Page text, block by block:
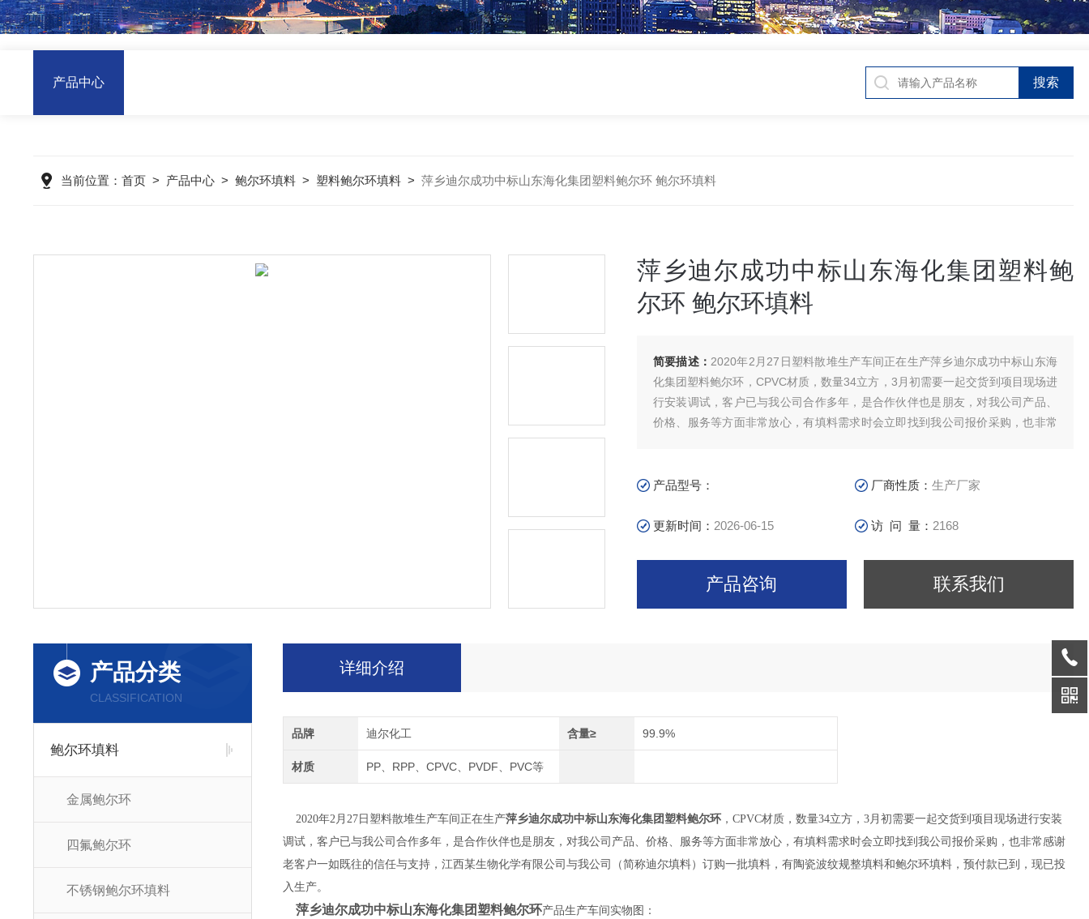
产品中心
当前位置： 首页> 产品中心> 鲍尔环填料> 塑料鲍尔环填料> 萍乡迪尔成功中标山东海化集团塑料鲍尔环 鲍尔环填料
萍乡迪尔成功中标山东海化集团塑料鲍
尔环 鲍尔环填料
简要描述： 2020年2月27日塑料散堆生产车间正在生产萍乡迪尔成功中标山东海
化集团塑料鲍尔环，CPVC材质，数量34立方，3月初需要一起交货到项目现场进
行安装调试，客户已与我公司合作多年，是合作伙伴也是朋友，对我公司产品、
价格、服务等方面非常放心，有填料需求时会立即找到我公司报价采购，也非常
产品型号： 厂商性质：生产厂家
更新时间： 2026-06-15 访 问 量： 2168
产品咨询 联系我们
产品分类
CLASSIFICATION
鲍尔环填料
金属鲍尔环
四氟鲍尔环
不锈钢鲍尔环填料
详细介绍
品牌 迪尔化工 含量≥ 99.9%
材质 PP、RPP、CPVC、PVDF、PVC等
2020年2月27日塑料散堆生产车间正在生产萍乡迪尔成功中标山东海化集团塑料鲍尔环 ，CPVC材质，数量34立方，3月初需要一起交货到项目现场进行安装
调试，客户已与我公司合作多年，是合作伙伴也是朋友，对我公司产品、价格、服务等方面非常放心，有填料需求时会立即找到我公司报价采购，也非常感谢
老客户一如既往的信任与支持，江西某生物化学有限公司与我公司（简称迪尔填料）订购一批填料，有陶瓷波纹规整填料和鲍尔环填料，预付款已到，现已投
入生产。
萍乡迪尔成功中标山东海化集团塑料鲍尔环产品生产车间实物图：